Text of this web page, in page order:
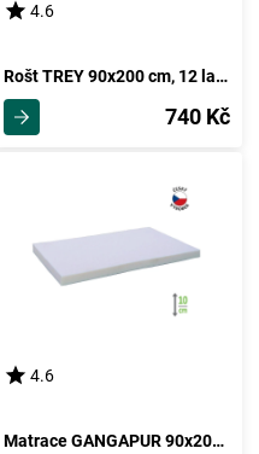
4.6
Rošt TREY 90x200 cm, 12 lamel
740 Kč
4.6
Matrace GANGAPUR 90x200 cm bez potahu